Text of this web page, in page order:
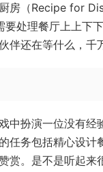
房（Recipe for
处理餐厅上上下
还在等什么，千
中扮演一位没有
任务包括精心设
赏。是不是听起来